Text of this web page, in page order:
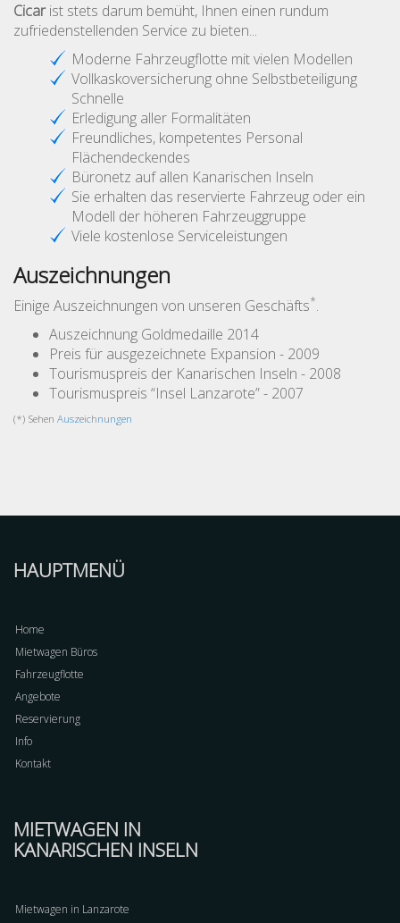
Cicarist stets darum bemüht, Ihnen einen rundum
zufriedenstellenden Service zu bieten...
Moderne Fahrzeugflotte mit vielen Modellen
Vollkaskoversicherung ohne Selbstbeteiligung
Schnelle
Erledigung aller Formalitäten
Freundliches, kompetentes Personal
Flächendeckendes
Büronetz auf allen Kanarischen Inseln
Sie erhalten das reservierte Fahrzeug oder ein
Modell der höheren Fahrzeuggruppe
Viele kostenlose Serviceleistungen
Auszeichnungen
Einige Auszeichnungen von unseren Geschäfts*.
Auszeichnung Goldmedaille 2014
Preis für ausgezeichnete Expansion - 2009
Tourismuspreis der Kanarischen Inseln - 2008
Tourismuspreis “Insel Lanzarote” - 2007
(*) Sehen Auszeichnungen
HAUPTMENÜ
Home
Mietwagen Büros
Fahrzeugflotte
Angebote
Reservierung
Info
Kontakt
MIETWAGEN IN
KANARISCHEN INSELN
Mietwagen in Lanzarote